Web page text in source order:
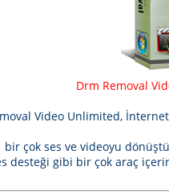
Drm Removal
Video Unlimited,
bir çok ses ve videoyu
desteği gibi bir çok araç